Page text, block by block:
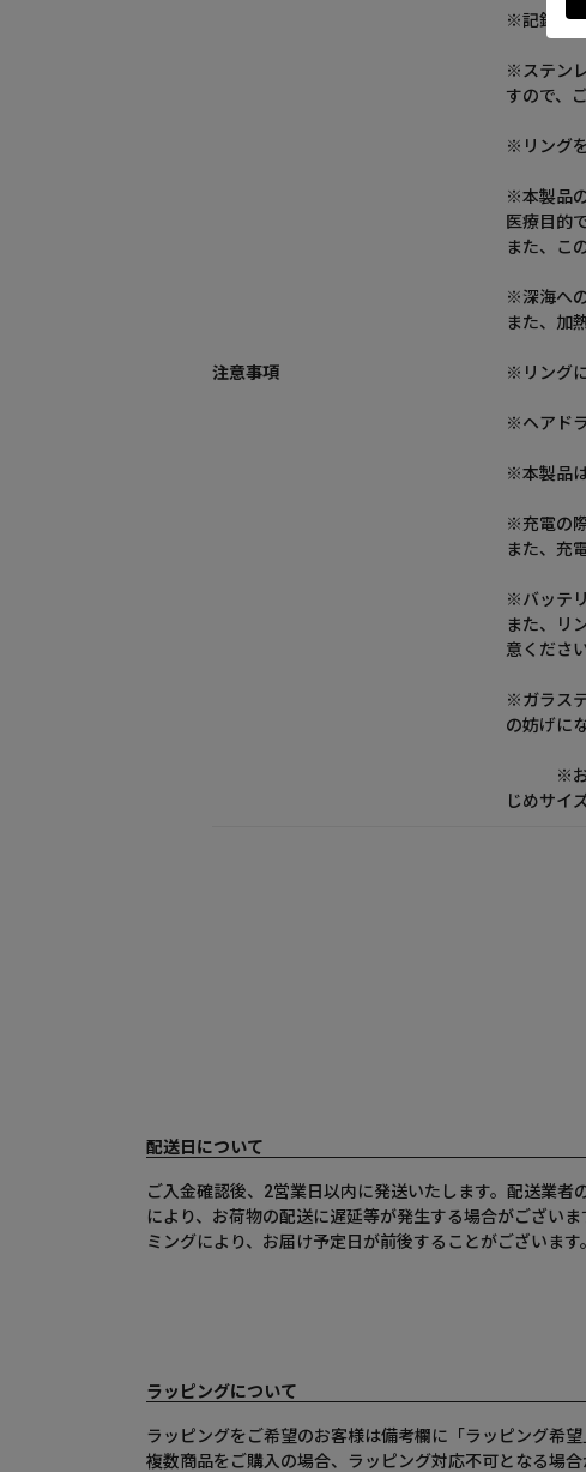
注意事項
※記録対
※ステン
すので、
※リング
※本製品
医療目的
また、こ
※深海へ
また、加
※リング
※ヘアド
※本製品
※充電の
また、充
※バッテ
また、リ
意ください
※ガラス
の妨げに
※お客様
じめサイ
配送日について
ご入金確認後、2営業日以内に発送いたします。配送業者
により、お荷物の配送に遅延等が発生する場合がござい
ミングにより、お届け予定日が前後することがございます。
ラッピングについて
ラッピングをご希望のお客様は備考欄に「ラッピング希望
複数商品をご購入の場合、ラッピング対応不可となる場合